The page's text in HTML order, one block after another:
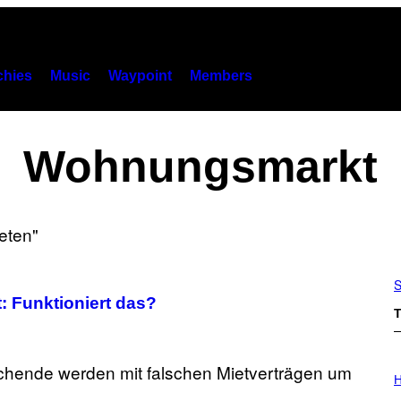
Music Waypoint Members
Wohnungsmarkt
Funktioniert das?
L